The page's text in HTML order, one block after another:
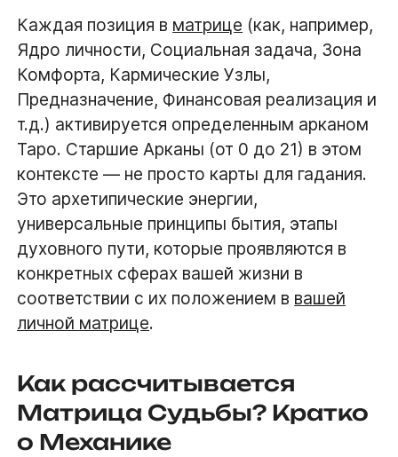
Каждая позиция в матрице (как, например,
Ядро личности, Социальная задача, Зона
Комфорта, Кармические Узлы,
Предназначение, Финансовая реализация и
т.д.) активируется определенным арканом
Таро. Старшие Арканы (от 0 до 21) в этом
контексте — не просто карты для гадания.
Это архетипические энергии,
универсальные принципы бытия, этапы
духовного пути, которые проявляются в
конкретных сферах вашей жизни в
соответствии с их положением в вашей
личной матрице.
Как рассчитывается
Матрица Судьбы? Кратко
о Механике